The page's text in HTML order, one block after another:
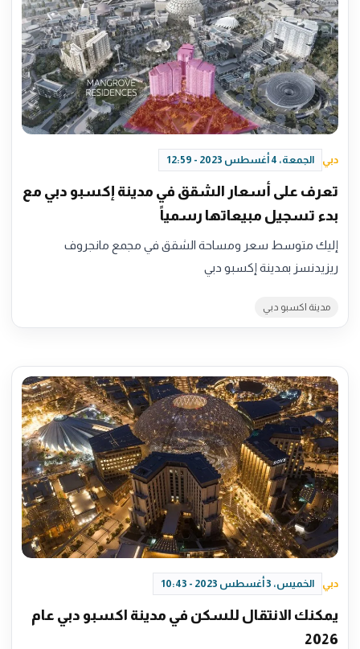
دبي الجمعة، 4 أغسطس 2023 - 12:59
تعرف على أسعار الشقق في مدينة إكسبو دبي مع
بدء تسجيل مبيعاتها رسمياً
إليك متوسط سعر ومساحة الشقق في مجمع مانجروف
ريزيدنسز بمدينة إكسبو دبي
مدينة اكسبو دبي
دبي الخميس، 3 أغسطس 2023 - 10:43
يمكنك الانتقال للسكن في مدينة اكسبو دبي عام
2026